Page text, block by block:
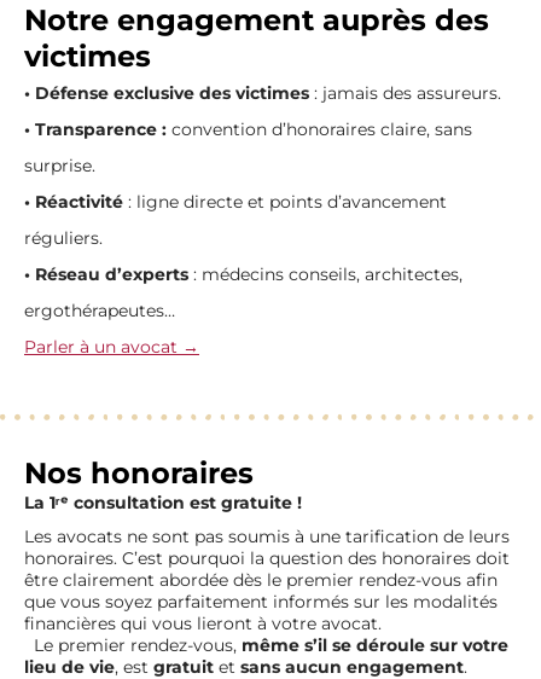
Notre engagement auprès des
victimes
• Défense exclusive des victimes : jamais des assureurs.
• Transparence : convention d’honoraires claire, sans
surprise.
• Réactivité : ligne directe et points d’avancement
réguliers.
• Réseau d’experts : médecins conseils, architectes,
ergothérapeutes…
Parler à un avocat →
Nos honoraires
La 1ʳᵉ consultation est gratuite !
Les avocats ne sont pas soumis à une tarification de leurs
honoraires. C’est pourquoi la question des honoraires doit
être clairement abordée dès le premier rendez-vous afin
que vous soyez parfaitement informés sur les modalités
financières qui vous lieront à votre avocat.
Le premier rendez-vous, même s’il se déroule sur votre
lieu de vie, est gratuit et sans aucun engagement.